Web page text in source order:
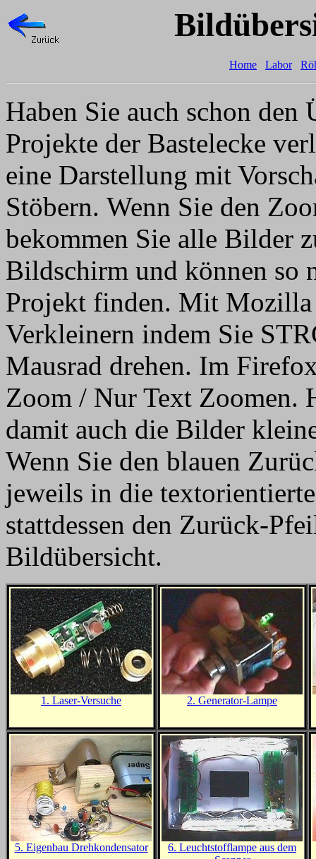
Home Labor
Haben Sie auch schon
Projekte der Bastelecke
eine Darstellung mit
Stöbern. Wenn Sie den
bekommen Sie alle Bilder
Bildschirm und können so
Projekt finden. Mit
Verkleinern indem Sie
Mausrad drehen. Im
Zoom / Nur Text Zoomen.
damit auch die Bilder
Wenn Sie den blauen
jeweils in die
stattdessen den Zurück-
Bildübersicht.
1. Laser-Versuche 2. Generator-Lampe
5. Eigenbau Drehkondensator
6. Leuchtstofflampe aus dem